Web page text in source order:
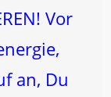
Vor
an, Du